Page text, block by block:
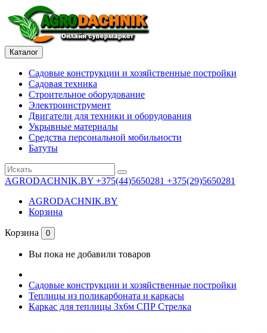
Каталог
Садовые конструкции и хозяйственные постройки
Садовая техника
Строительное оборудование
Электроинструмент
Двигатели для техники и оборудования
Укрывные материалы
Средства персональной мобильности
Батуты
AGRODACHNIK.BY +375(44)5650281 +375(29)5650281
AGRODACHNIK.BY
Корзина
Корзина 0
Вы пока не добавили товаров
Садовые конструкции и хозяйственные постройки
Теплицы из поликарбоната и каркасы
Каркас для теплицы 3х6м СПР Стрелка